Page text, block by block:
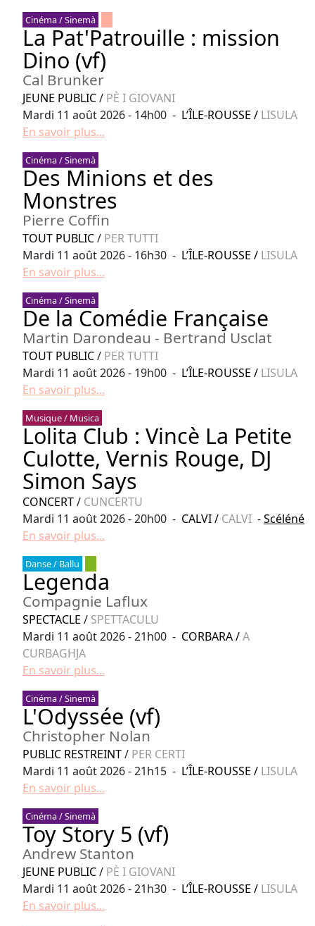
Cinéma / Sinemà
La Pat'Patrouille : mission
Dino (vf)
Cal Brunker
JEUNE PUBLIC/ PÈ I GIOVANI
Mardi 11 août 2026 - 14h00 - L’ÎLE-ROUSSE / LISULA
En savoir plus...
Cinéma / Sinemà
Des Minions et des
Monstres
Pierre Coffin
TOUT PUBLIC/ PER TUTTI
Mardi 11 août 2026 - 16h30 - L’ÎLE-ROUSSE / LISULA
En savoir plus...
Cinéma / Sinemà
De la Comédie Française
Martin Darondeau - Bertrand Usclat
TOUT PUBLIC/ PER TUTTI
Mardi 11 août 2026 - 19h00 - L’ÎLE-ROUSSE / LISULA
En savoir plus...
Musique / Musica
Lolita Club : Vincè La Petite
Culotte, Vernis Rouge, DJ
Simon Says
CONCERT/ CUNCERTU
Mardi 11 août 2026 - 20h00 - CALVI/ CALVI -Scéléné
En savoir plus...
Danse / Ballu
Legenda
Compagnie Laflux
SPECTACLE / SPETTACULU
Mardi 11 août 2026 - 21h00 - CORBARA/A
CURBAGHJA
En savoir plus...
Cinéma / Sinemà
L'Odyssée (vf)
Christopher Nolan
PUBLIC RESTREINT/ PER CERTI
Mardi 11 août 2026 - 21h15 - L’ÎLE-ROUSSE / LISULA
En savoir plus...
Cinéma / Sinemà
Toy Story 5 (vf)
Andrew Stanton
JEUNE PUBLIC/ PÈ I GIOVANI
Mardi 11 août 2026 - 21h30 - L’ÎLE-ROUSSE / LISULA
En savoir plus...